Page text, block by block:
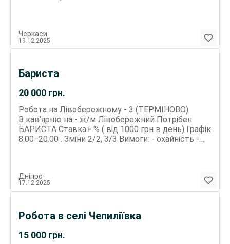
Черкаси
19.12.2025
20 000 грн.
Бариста
Робота на Лівобережному - 3 (ТЕРМІНОВО)
В кав’ярню на - ж/м Лівобережний Потрібен
БАРИСТА Ставка+ % ( від 1000 грн в день) Графік
8.00−20.00 . Зміни 2/2, 3/3 Вимоги: - охайність -
та робота з кондитерськими виробами (продаж) -
касові операціі - підтримання чистоти та порядку
Дніпро
17.12.2025
15 000 грн.
Робота в селі Чепиліївка